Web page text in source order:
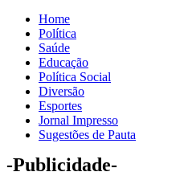
Home
Política
Saúde
Educação
Política Social
Diversão
Esportes
Jornal Impresso
Sugestões de Pauta
-Publicidade-